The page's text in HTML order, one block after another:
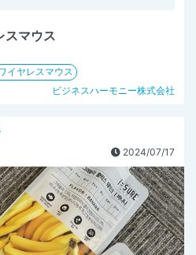
マウス
イヤレスマウス
ビジネスハーモニー株式会社
2024/07/17